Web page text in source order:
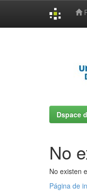
Dspace
No
No existen
Página de